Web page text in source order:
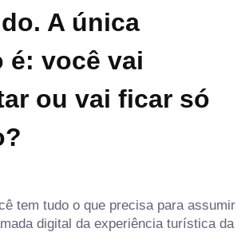
A única
é: você vai
ou vai ficar só
tem tudo o que precisa para assumir
digital da experiência turística da